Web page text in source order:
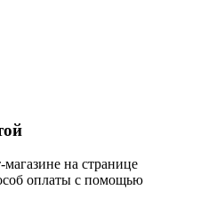
на странице
оплаты с помощью